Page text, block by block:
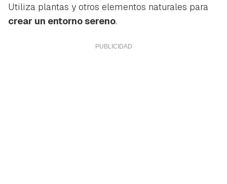
Utiliza plantas y otros elementos naturales para
crear un entorno sereno.